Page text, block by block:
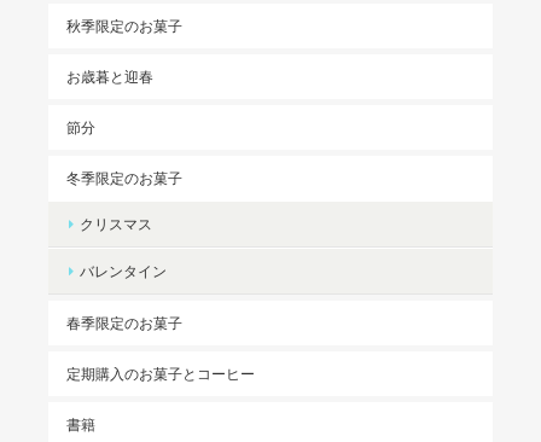
秋季限定のお菓子
お歳暮と迎春
節分
冬季限定のお菓子
クリスマス
バレンタイン
春季限定のお菓子
定期購入のお菓子とコーヒー
書籍